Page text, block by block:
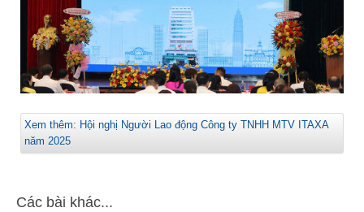
Xem thêm: Hội nghị Người Lao động Công ty TNHH MTV ITAXA
năm 2025
Các bài khác...